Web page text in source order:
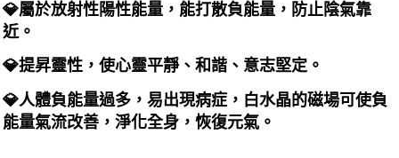
💎屬於放射性陽性能量，能打散負能量，防止陰氣靠
近。
💎提昇靈性，使心靈平靜、和諧、意志堅定。
💎人體負能量過多，易出現病症，白水晶的磁場可使負
能量氣流改善，淨化全身，恢復元氣。